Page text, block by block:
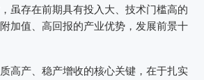
虽存在前期具有投入大、技术门槛高的
加值、高回报的产业优势，发展前景十
高产、稳产增收的核心关键，在于扎实